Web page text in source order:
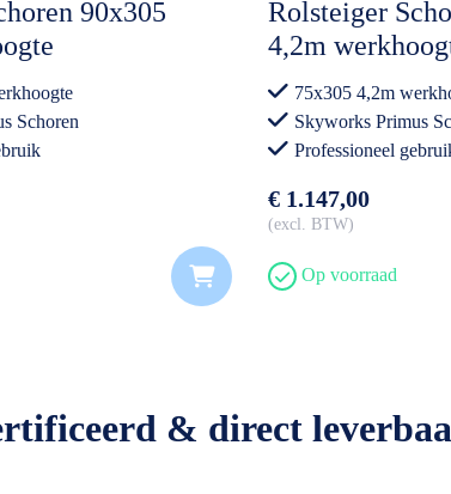
90x305
Schoren
Rolsteiger
4,2m
75x305 4,2m
Skyworks Primus
Professioneel
€ 1.147,00
excl. BTW
Op voorraad
& direct